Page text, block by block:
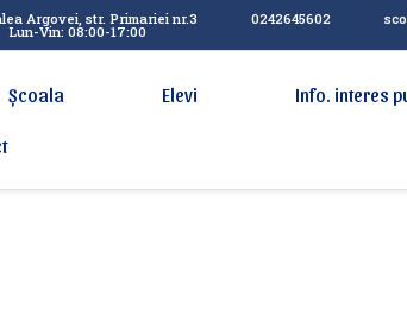
Argovei, str. Primariei nr.3 0242645602
Lun-Vin: 08:00-17:00
Școala Elevi Info. interes